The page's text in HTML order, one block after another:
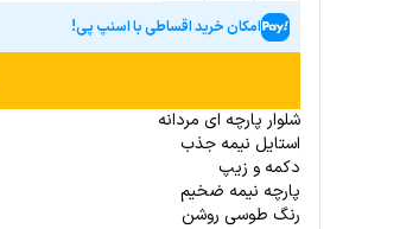
امکان خرید اقساطی با اسنپ پی!
شلوار پارچه ای مردانه
استایل نیمه جذب
دکمه و زیپ
پارچه نیمه ضخیم
رنگ طوسی روشن